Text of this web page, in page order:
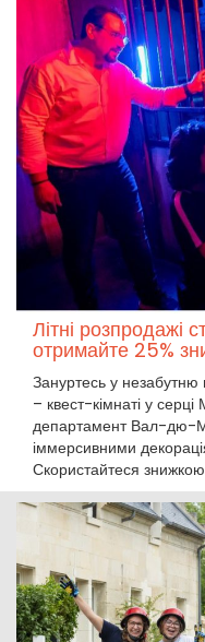
Літні розпродажі
отримайте 25%
Зануртесь у
– квест-кімнаті у
департамент Вал-дю-
іммерсивними
Скористайтеся